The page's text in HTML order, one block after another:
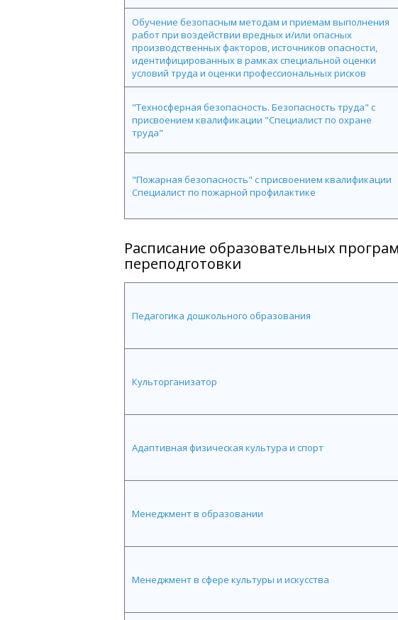
Обучение безопасным методам и приемам выполнения
работ при воздействии вредных и/или опасных
производственных факторов, источников опасности,
идентифицированных в рамках специальной оценки
условий труда и оценки профессиональных рисков
"Техносферная безопасность. Безопасность труда" с
присвоением квалификации "Специалист по охране
труда"
"Пожарная безопасность" с присвоением квалификации
Специалист по пожарной профилактике
Расписание образовательных
переподготовки
Педагогика дошкольного образования
Культорганизатор
Адаптивная физическая культура и спорт
Менеджмент в образовании
Менеджмент в сфере культуры и искусства